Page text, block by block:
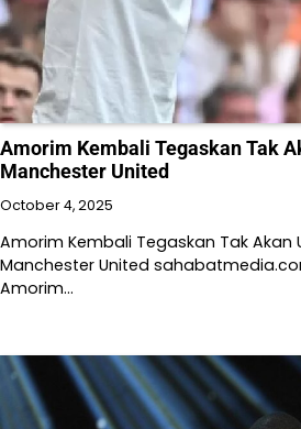
Amorim Kembali Tegaskan Tak
Manchester United
October 4, 2025
Amorim Kembali Tegaskan Tak Akan
Manchester United
Amorim…